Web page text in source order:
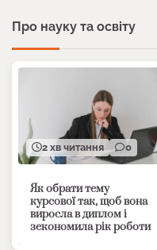
Про науку та освіту
2 хв читання 0
Як обрати тему
курсової так, щоб вона
виросла в диплом і
зекономила рік роботи